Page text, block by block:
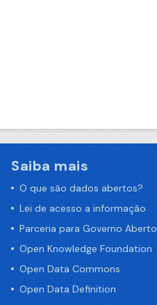
Saiba mais
O que são dados abertos?
Lei de acesso a informação
Parceria para Governo Aberto
Open Knowledge Foundation
Open Data Commons
Open Data Definition